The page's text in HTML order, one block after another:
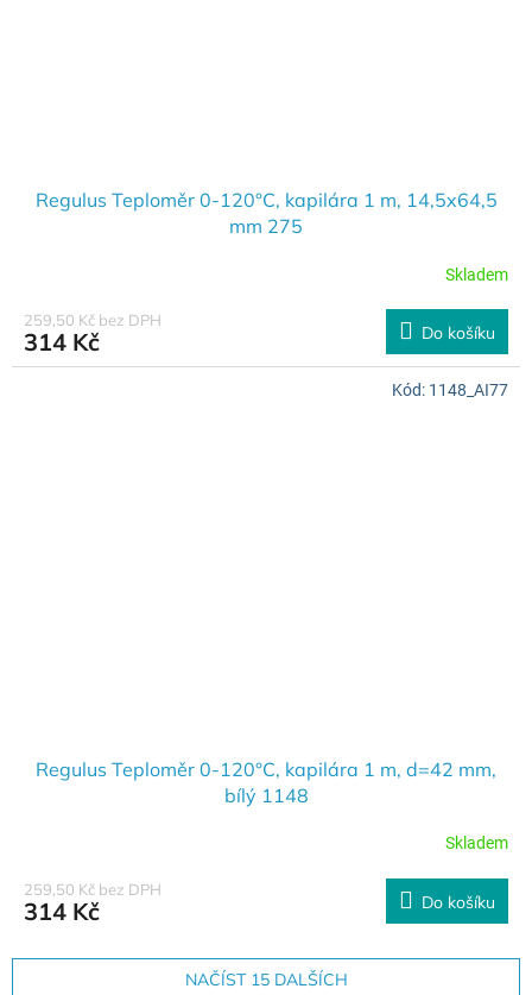
Regulus Teploměr 0-120°C, kapilára 1 m, 14,5x64,5
mm 275
Skladem
259,50 Kč bez DPH
314 Kč Do košíku
Regulus Teploměr 0-120°C, kapilára 1 m, d=42 mm,
bílý 1148
Skladem
259,50 Kč bez DPH
314 Kč Do košíku
Kód: 1148_AI77
NAČÍST 15 DALŠÍCH